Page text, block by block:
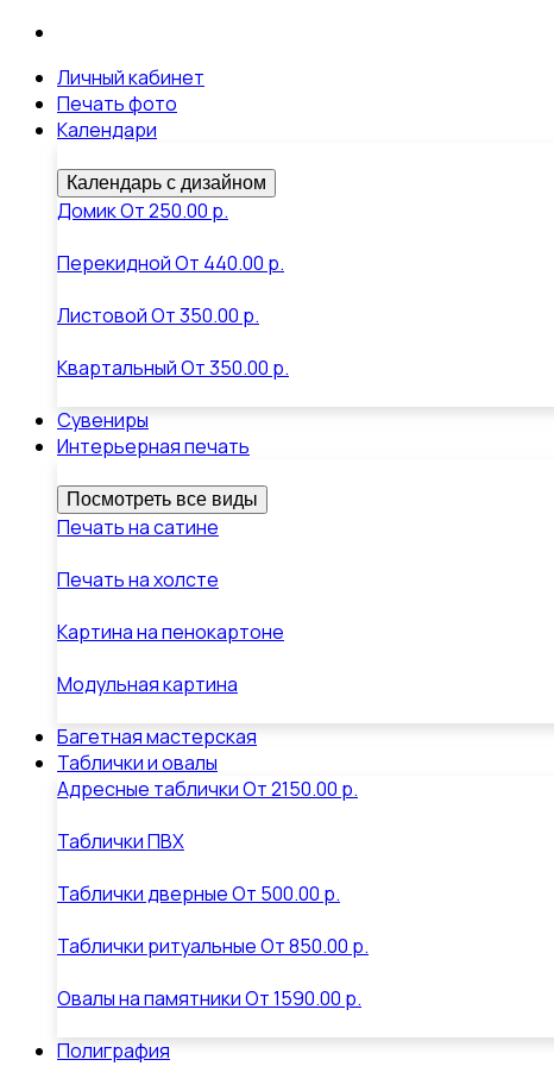
Личный кабинет
Печать фото
Календари
Календарь с дизайном
ДомикОт250.00 р.
ПерекиднойОт 440.00 р.
ЛистовойОт350.00 р.
КвартальныйОт350.00 р.
Сувениры
Интерьерная печать
Посмотреть все виды
Печать на сатине
Печать на холсте
Картина на пенокартоне
Модульная картина
Багетная мастерская
Таблички и овалы
Адресные табличкиОт2150.00 р.
Таблички ПВХ
Таблички дверныеОт 500.00 р.
Таблички ритуальныеОт850.00 р.
Овалы на памятникиОт1590.00 р.
Полиграфия